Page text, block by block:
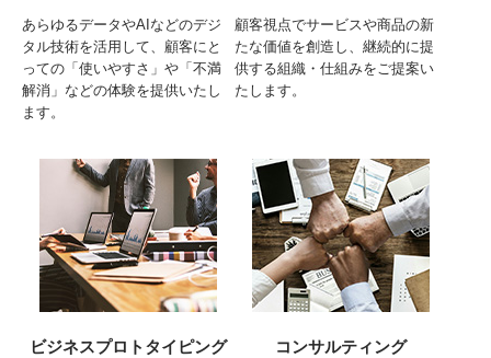
あらゆるデータやAIなどのデジ
タル技術を活用して、顧客にと
っての「使いやすさ」や「不満
解消」などの体験を提供いたし
ます。
顧客視点でサービスや商品の新
たな価値を創造し、継続的に提
供する組織・仕組みをご提案い
たします。
ビジネスプロトタイピング コンサルティング